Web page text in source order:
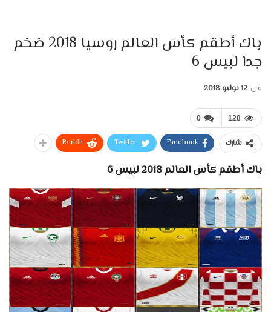
باك أطقم كأس العالم روسيا 2018 ضخم
جدا لبيس 6
في 12 يوليو 2018
0 128
شارك Facebook
Twitter
ReddIt
باك أطقم كأس العالم 2018 لبيس 6